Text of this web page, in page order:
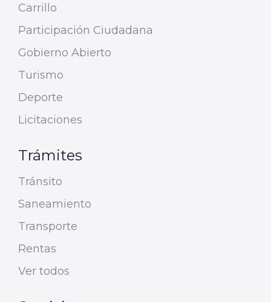
Carrillo
Participación Ciudadana
Gobierno Abierto
Turismo
Deporte
Licitaciones
Trámites
Tránsito
Saneamiento
Transporte
Rentas
Ver todos